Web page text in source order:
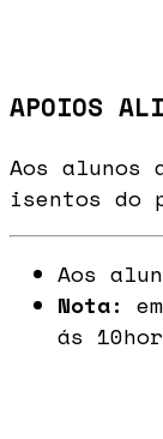
APOIOS
Aos alunos
isentos do
Aos
Nota:
ás